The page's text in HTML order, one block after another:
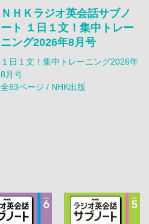
ＮＨＫラジオ英会話サブノ
ート １日１文！集中トレー
ニング2026年8月号
１日１文！集中トレーニング2026年
8月号
全83ページ / NHK出版